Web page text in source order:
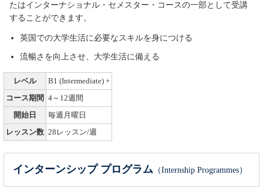
たはインターナショナル・セメスター・コースの一部として受講
することができます。
英国での大学生活に必要なスキルを身につける
流暢さを向上させ、大学生活に備える
レベル B1 (Intermediate) +
コース期間 4～12週間
開始日 毎週月曜日
レッスン数 28レッスン/週
インターンシップ プログラム （Internship Programmes）